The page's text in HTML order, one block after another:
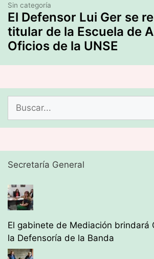
El Defensor Lui Ger se
titular de la Escuela de
Oficios de la UNSE
Sin categoría
Buscar:
Secretaría General
El gabinete de Mediación brindará
la Defensoría de la Banda